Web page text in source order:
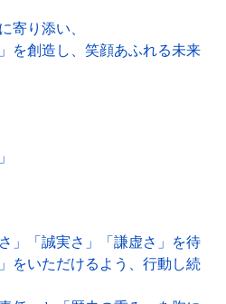
寄り添い、
を創造し、笑顔あふれる未来
」「誠実さ」「謙虚さ」を待
をいただけるよう、行動し続